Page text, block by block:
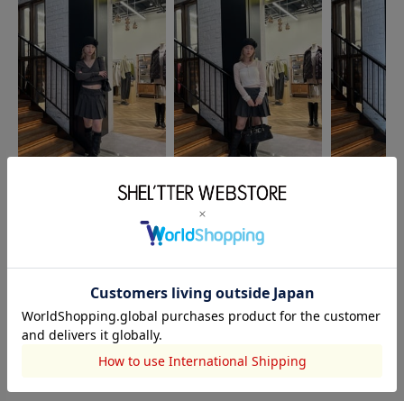
SHEL’TTER
ミック
153cm
このアイテムを見た人がチェックしている商品
閲覧中カテゴリーのランキング